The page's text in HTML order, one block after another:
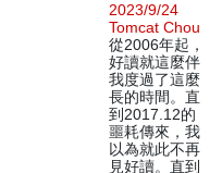
2023/9/24
Tomcat Chou
從2006年起，
好讀就這麼伴
我度過了這麼
長的時間。直
到2017.12的
噩耗傳來，我
以為就此不再
見好讀。直到